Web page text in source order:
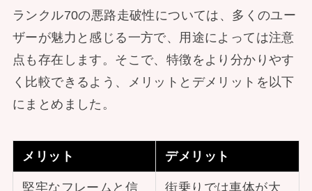
ランクル70の悪路走破性については、多くのユー
ザーが魅力と感じる一方で、用途によっては注意
点も存在します。そこで、特徴をより分かりやす
く比較できるよう、メリットとデメリットを以下
にまとめました。
メリット デメリット
堅牢なフレームと信
街乗りでは車体が大